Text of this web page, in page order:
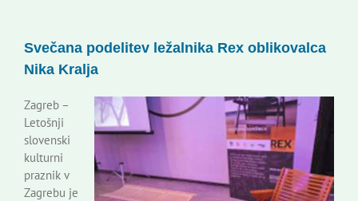
Kontakti
Novi odmev – naše glasilo
Založništvo
Svečana podelitev ležalnika Rex oblikovalca
Nika Kralja
Zagreb –
Letošnji
slovenski
kulturni
praznik v
Zagrebu je